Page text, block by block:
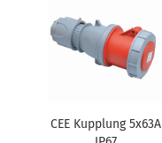
CEE Kupp­lung 5x63A